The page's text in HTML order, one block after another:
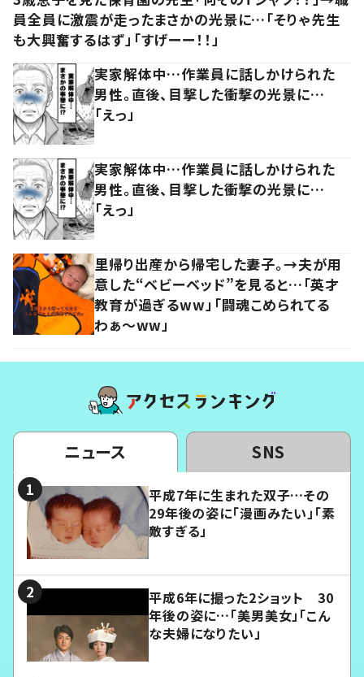
員全員に激震が走ったまさかの光景に…「そりゃ先生
も大興奮するはず」「すげーー！！」
実家解体中…作業員に話しかけられた
男性。直後、目撃した衝撃の光景に…
「えっ」
実家解体中…作業員に話しかけられた
男性。直後、目撃した衝撃の光景に…
「えっ」
里帰り出産から帰宅した妻子。→夫が用
意した“ベビーベッド”を見ると…「英才
教育が過ぎるww」「闘魂こめられてる
わぁ～ww」
ニュース SNS
平成7年に生まれた双子…その
29年後の姿に「漫画みたい」「素
敵すぎる」
平成6年に撮った2ショット 30
年後の姿に…「美男美女」「こん
な夫婦になりたい」